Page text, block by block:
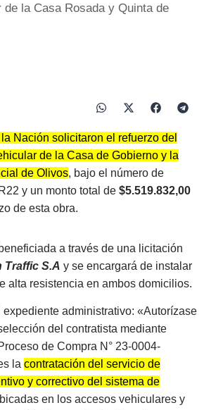
de la Casa Rosada y Quinta de
Nación solicitaron el refuerzo del
de la Casa de Gobierno y la
de Olivos, bajo el número de
y un monto total de $5.519.832,00
de esta obra.
a través de una licitación
Traffic S.A y se encargará de instalar
alta resistencia en ambos domicilios.
expediente administrativo: «Autorízase
del contratista mediante
de Compra N° 23-0004-
la contratación del servicio de
y correctivo del sistema de
en los accesos vehiculares y